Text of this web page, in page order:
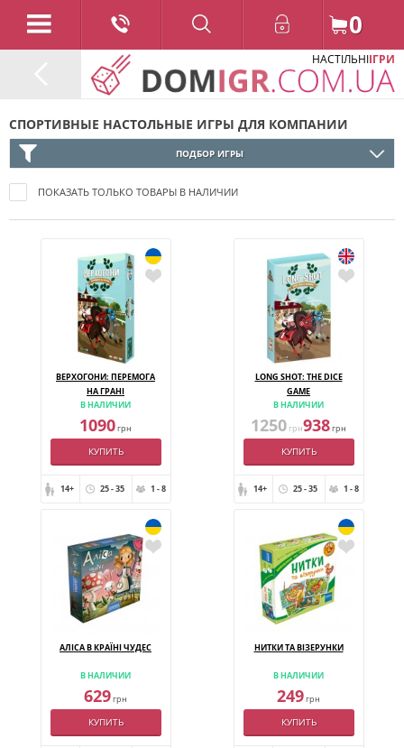
0
НАСТІЛЬНІІГРИ
СПОРТИВНЫЕ НАСТОЛЬНЫЕ ИГРЫ ДЛЯ КОМПАНИИ
ПОДБОР ИГРЫ
ПОКАЗАТЬ ТОЛЬКО ТОВАРЫ В НАЛИЧИИ
ВЕРХОГОНИ: ПЕРЕМОГА
НА ГРАНІ
В НАЛИЧИИ
1090грн
КУПИТЬ
14+ 25 - 35 1 - 8
LONG SHOT: THE DICE
GAME
В НАЛИЧИИ
1250 грн938грн
КУПИТЬ
14+ 25 - 35 1 - 8
АЛІСА В КРАЇНІ ЧУДЕС
В НАЛИЧИИ
629грн
КУПИТЬ
НИТКИ ТА ВІЗЕРУНКИ
В НАЛИЧИИ
249грн
КУПИТЬ